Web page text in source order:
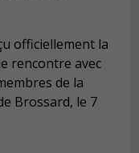
officiellement la
rencontre avec
de la
Brossard, le 7